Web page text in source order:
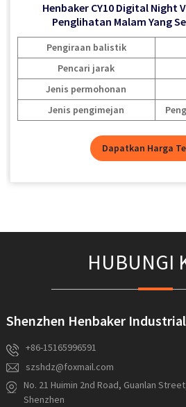
Series
Dapatkan Harga
Henbaker CY10 Digital Night
Penglihatan Malam Yang
Pengiraan balistik
Pencari jarak
Jenis permohonan
Jenis pengimejan
Dapatkan Harga
HUBUNGI
Shenzhen Henbaker
+86-15165996591
szshdz@foxmail.com
No. 21 Huimin 2nd Road, Guanlan
Shenzhen